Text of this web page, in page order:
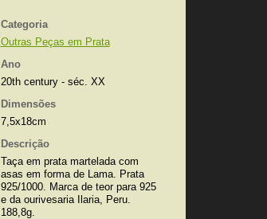
Categoria
Outras Peças em Prata
Ano
20th century - séc. XX
Dimensões
7,5x18cm
Descrição
Taça em prata martelada com
asas em forma de Lama. Prata
925/1000. Marca de teor para 925
e da ourivesaria Ilaria, Peru.
188,8g.